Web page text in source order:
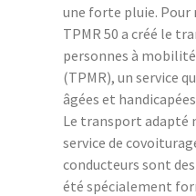
une forte pluie. Pour
TPMR 50 a créé le
personnes à
(TPMR), un service
âgées et
Le transport adapté
service de
conducteurs sont
été spécialement